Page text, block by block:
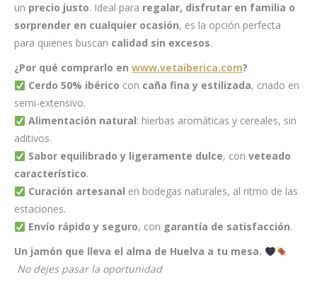
un precio justo. Ideal para regalar, disfrutar en familia o
sorprender en cualquier ocasión, es la opción perfecta
para quienes buscan calidad sin excesos.
¿Por qué comprarlo en www.vetaiberica.com?
Cerdo 50% ibérico con caña fina y estilizada, criado en
semi-extensivo.
Alimentación natural: hierbas aromáticas y cereales, sin
aditivos.
Sabor equilibrado y ligeramente dulce, con veteado
característico.
Curación artesanal en bodegas naturales, al ritmo de las
estaciones.
Envío rápido y seguro, con garantía de satisfacción.
Un jamón que lleva el alma de Huelva a tu mesa.
No dejes pasar la oportunidad